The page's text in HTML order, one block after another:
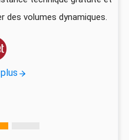
des volumes dynamiques.